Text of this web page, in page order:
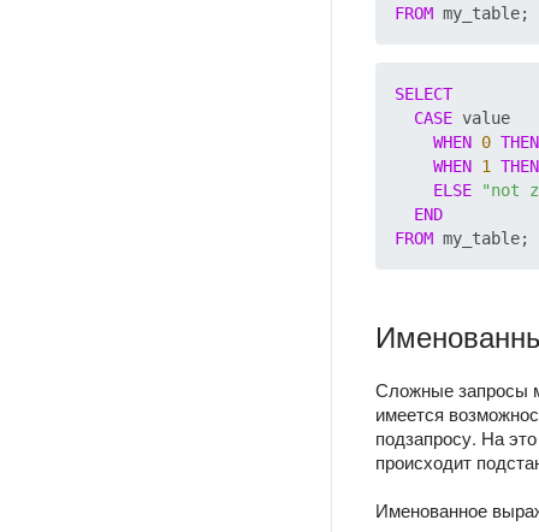
FROM
SELECT
CASE value
WHEN 0 THEN
WHEN 1
THEN
ELSE
"not
END
FROM
Сложные запросы
имеется
подзапросу. На
происходит
Именованное